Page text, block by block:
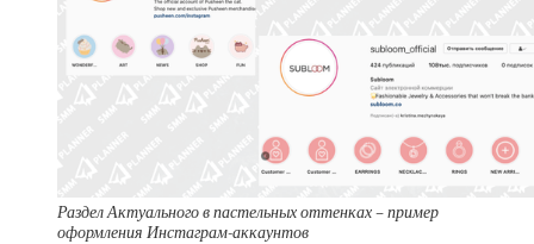
Раздел Актуального в пастельных оттенках – пример
оформления Инстаграм-аккаунтов